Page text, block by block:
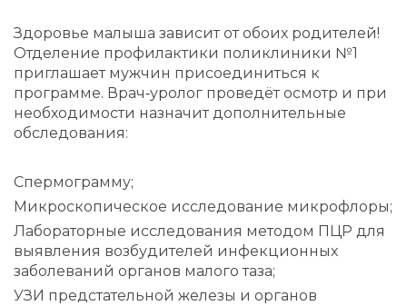
Здоровье малыша зависит от обоих родителей!
Отделение профилактики поликлиники №1
приглашает мужчин присоединиться к
программе. Врач‑уролог проведёт осмотр и при
необходимости назначит дополнительные
обследования:
Спермограмму;
Микроскопическое исследование микрофлоры;
Лабораторные исследования методом ПЦР для
выявления возбудителей инфекционных
заболеваний органов малого таза;
УЗИ предстательной железы и органов